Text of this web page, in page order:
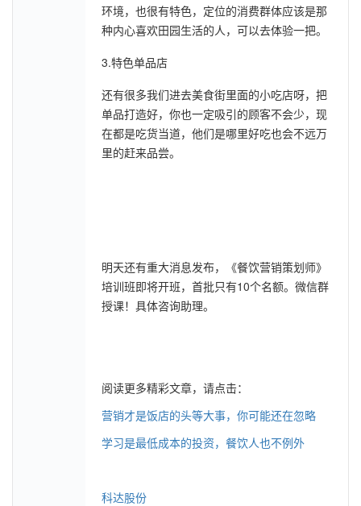
环境，也很有特色，定位的消费群体应该是那
种内心喜欢田园生活的人，可以去体验一把。
3.特色单品店
还有很多我们进去美食街里面的小吃店呀，把
单品打造好，你也一定吸引的顾客不会少，现
在都是吃货当道，他们是哪里好吃也会不远万
里的赶来品尝。
明天还有重大消息发布，《餐饮营销策划师》
培训班即将开班，首批只有10个名额。微信群
授课！具体咨询助理。
阅读更多精彩文章，请点击：
营销才是饭店的头等大事，你可能还在忽略
学习是最低成本的投资，餐饮人也不例外
科达股份